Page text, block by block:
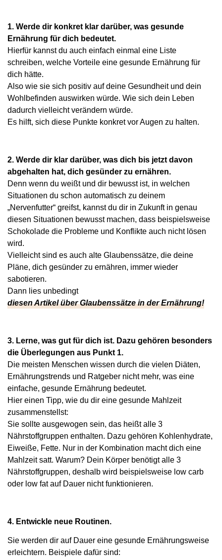
1. Werde dir konkret klar darüber, was gesunde
Ernährung für dich bedeutet.
Hierfür kannst du auch einfach einmal eine Liste
schreiben, welche Vorteile eine gesunde Ernährung für
dich hätte.
Also wie sie sich positiv auf deine Gesundheit und dein
Wohlbefinden auswirken würde. Wie sich dein Leben
dadurch vielleicht verändern würde.
Es hilft, sich diese Punkte konkret vor Augen zu halten.
2. Werde dir klar darüber, was dich bis jetzt davon
abgehalten hat, dich gesünder zu ernähren.
Denn wenn du weißt und dir bewusst ist, in welchen
Situationen du schon automatisch zu deinem
„Nervenfutter“ greifst, kannst du dir in Zukunft in genau
diesen Situationen bewusst machen, dass beispielsweise
Schokolade die Probleme und Konflikte auch nicht lösen
wird.
Vielleicht sind es auch alte Glaubenssätze, die deine
Pläne, dich gesünder zu ernähren, immer wieder
sabotieren.
Dann lies unbedingt
diesen Artikel über Glaubenssätze in der Ernährung!
3. Lerne, was gut für dich ist. Dazu gehören besonders
die Überlegungen aus Punkt 1.
Die meisten Menschen wissen durch die vielen Diäten,
Ernährungstrends und Ratgeber nicht mehr, was eine
einfache, gesunde Ernährung bedeutet.
Hier einen Tipp, wie du dir eine gesunde Mahlzeit
zusammenstellst:
Sie sollte ausgewogen sein, das heißt alle 3
Nährstoffgruppen enthalten. Dazu gehören Kohlenhydrate,
Eiweiße, Fette. Nur in der Kombination macht dich eine
Mahlzeit satt. Warum? Dein Körper benötigt alle 3
Nährstoffgruppen, deshalb wird beispielsweise low carb
oder low fat auf Dauer nicht funktionieren.
4. Entwickle neue Routinen.
Sie werden dir auf Dauer eine gesunde Ernährungsweise
erleichtern. Beispiele dafür sind: